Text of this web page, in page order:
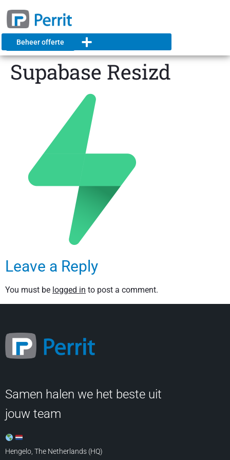
Beheer offerte
Supabase Resizd
Leave a Reply
You must be logged in to post a comment.
Samen halen we het beste uit
jouw team
Hengelo, The Netherlands (HQ)